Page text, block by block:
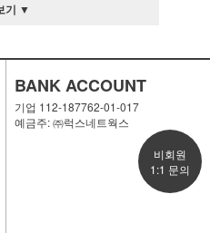
기 ▼
BANK ACCOUNT
기업 112-187762-01-017
예금주: ㈜럭스네트웍스
비회원
1:1 문의